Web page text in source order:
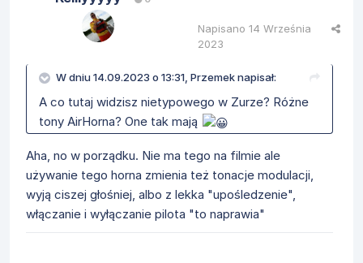
Napisano 14 Września
2023
W dniu 14.09.2023 o 13:31, Przemeknapisał:
A co tutaj widzisz nietypowego w Zurze? Różne
tony AirHorna? One tak mają
Aha, no w porządku. Nie ma tego na filmie ale
używanie tego horna zmienia też tonacje modulacji,
wyją ciszej głośniej, albo z lekka "upośledzenie",
włączanie i wyłączanie pilota "to naprawia"